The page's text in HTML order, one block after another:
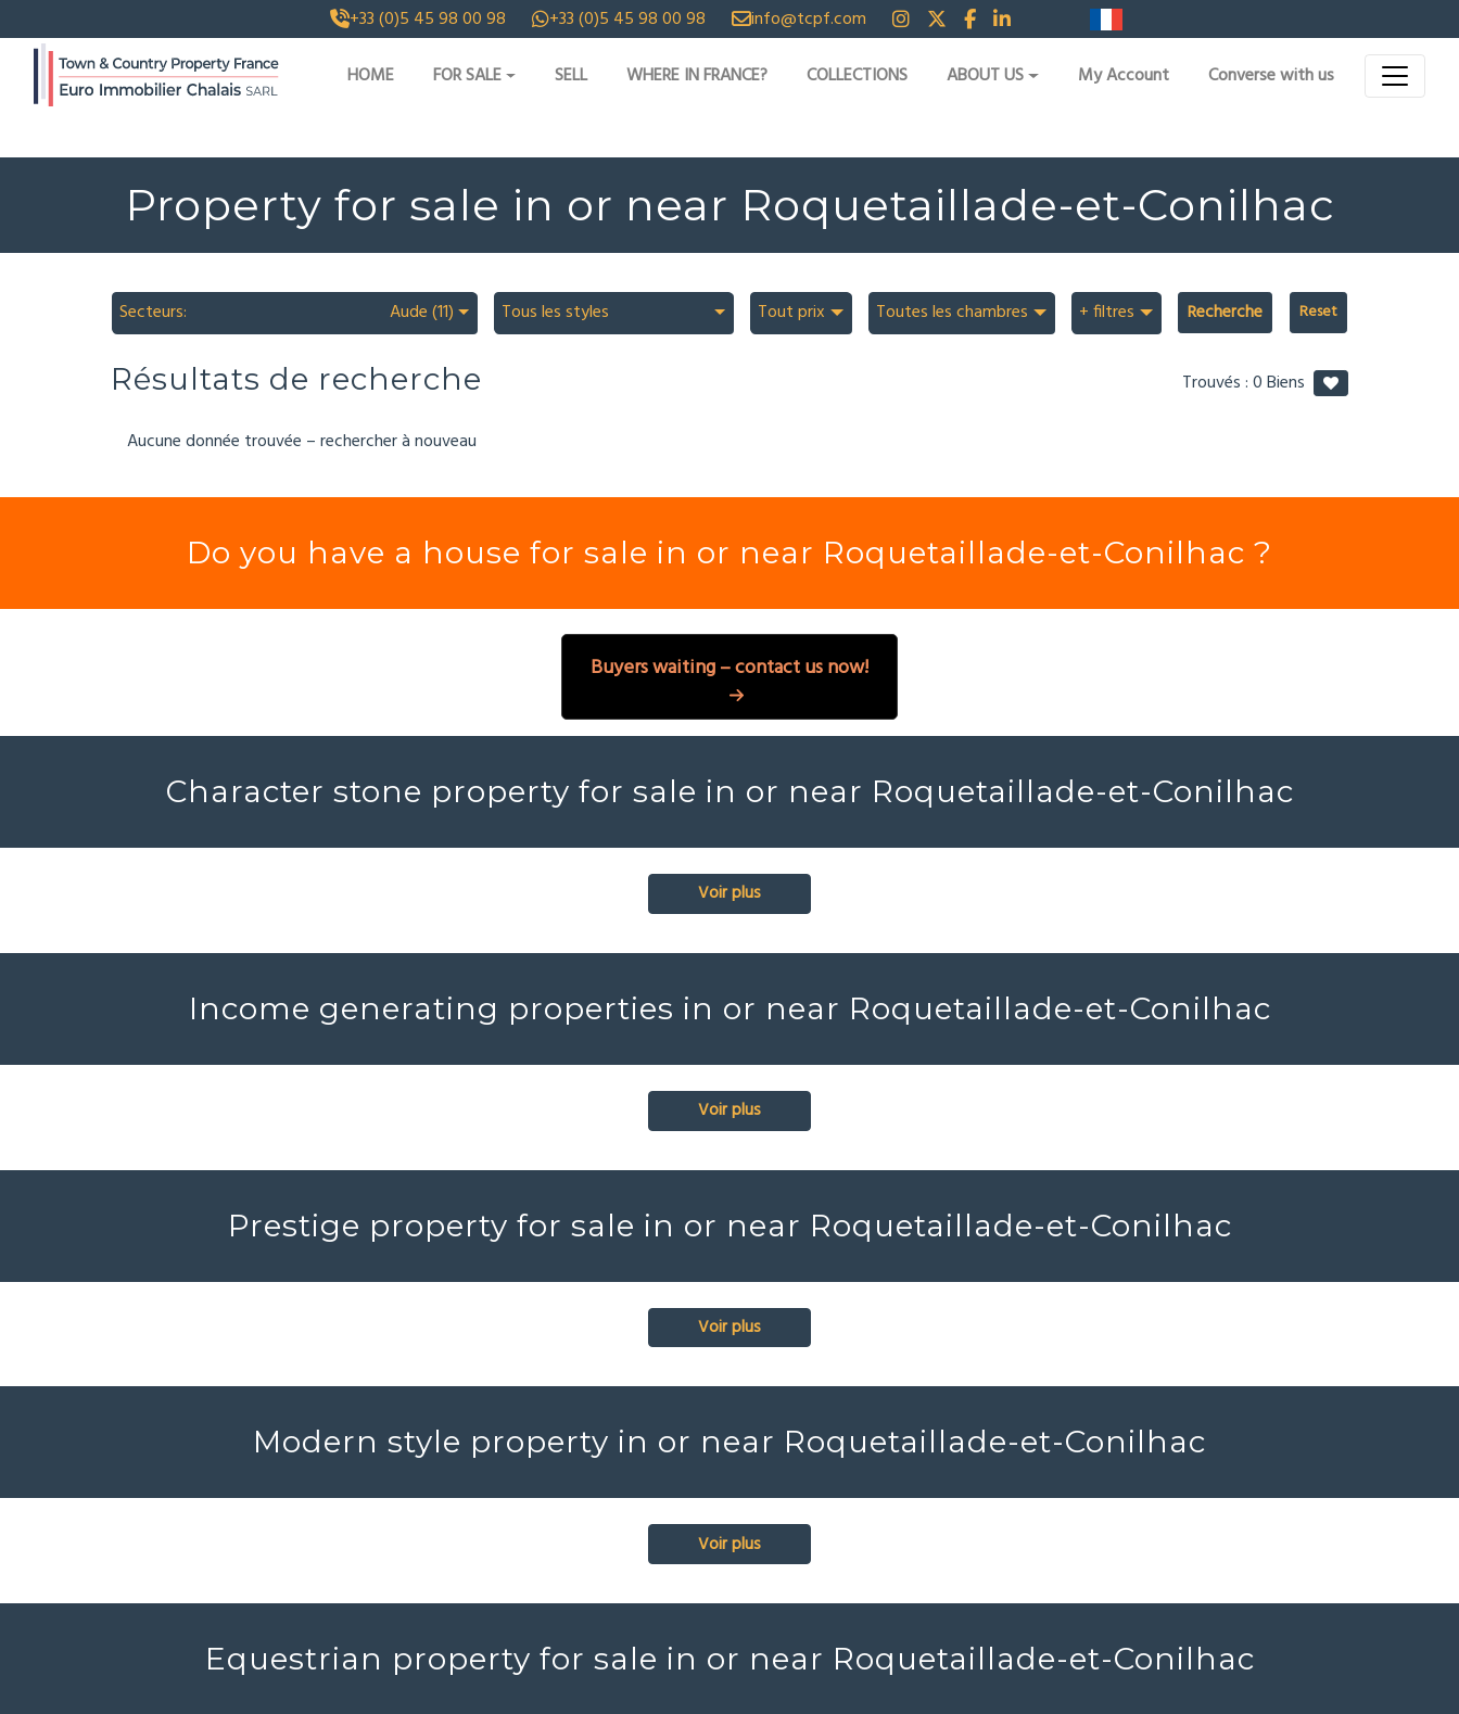
+33 (0)5 45 98 00 98 +33 (0)5 45 98 00 98 info@tcpf.com
HOME FOR SALE SELL WHERE IN FRANCE? COLLECTIONS ABOUT US My Account Converse with us
Property for sale in or near Roquetaillade-et-Conilhac
Secteurs: Aude (11) Tous les styles Tout prix Toutes les chambres + filtres Recherche
Résultats de recherche Trouvés :0Biens
Aucune donnée trouvée – rechercher à nouveau
Do you have a house for sale in or near Roquetaillade-et-Conilhac ?
Buyers waiting – contact us now!
Character stone property for sale in or near Roquetaillade-et-Conilhac
Voir plus
Income generating properties in or near Roquetaillade-et-Conilhac
Voir plus
Prestige property for sale in or near Roquetaillade-et-Conilhac
Voir plus
Modern style property in or near Roquetaillade-et-Conilhac
Voir plus
Equestrian property for sale in or near Roquetaillade-et-Conilhac